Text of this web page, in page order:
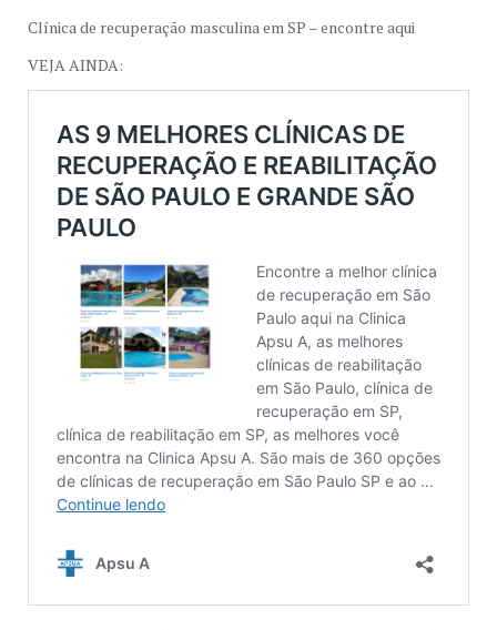
Clínica de recuperação masculina em SP – encontre aqui
VEJA AINDA: